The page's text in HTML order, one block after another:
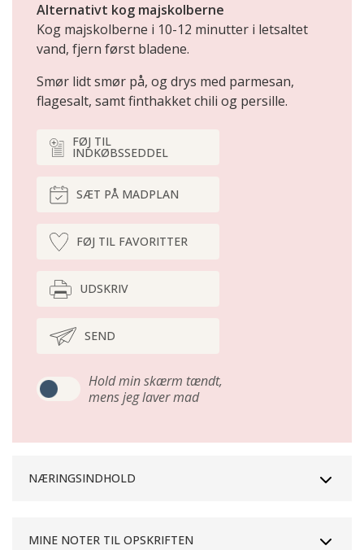
Alternativt kog majskolberne
Kog majskolberne i 10-12 minutter i letsaltet
vand, fjern først bladene.
Smør lidt smør på, og drys med parmesan,
flagesalt, samt finthakket chili og persille.
FØJ TIL
INDKØBSSEDDEL
SÆT PÅ MADPLAN
FØJ TIL FAVORITTER
UDSKRIV
SEND
Hold min skærm tændt,
mens jeg laver mad
NÆRINGSINDHOLD
MINE NOTER TIL OPSKRIFTEN